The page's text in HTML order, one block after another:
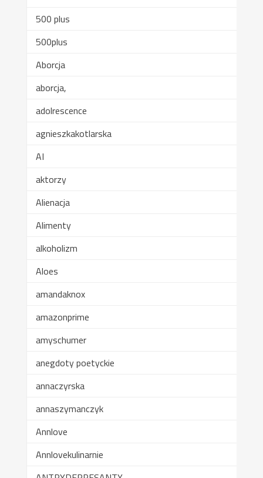
500 plus
500plus
Aborcja
aborcja,
adolrescence
agnieszkakotlarska
AI
aktorzy
Alienacja
Alimenty
alkoholizm
Aloes
amandaknox
amazonprime
amyschumer
anegdoty poetyckie
annaczyrska
annaszymanczyk
Annlove
Annlovekulinarnie